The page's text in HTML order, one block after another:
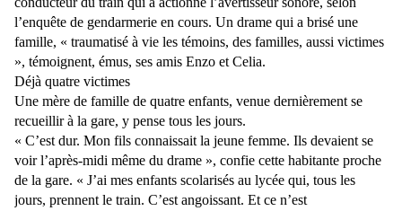
l’enquête de gendarmerie en cours. Un drame qui a brisé une
famille, « traumatisé à vie les témoins, des familles, aussi victimes
», témoignent, émus, ses amis Enzo et Celia.
Déjà quatre victimes
Une mère de famille de quatre enfants, venue dernièrement se
recueillir à la gare, y pense tous les jours.
« C’est dur. Mon fils connaissait la jeune femme. Ils devaient se
voir l’après-midi même du drame », confie cette habitante proche
de la gare. « J’ai mes enfants scolarisés au lycée qui, tous les
jours, prennent le train. C’est angoissant. Et ce n’est